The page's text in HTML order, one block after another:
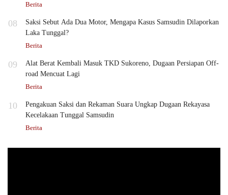
Berita
08
Saksi Sebut Ada Dua Motor, Mengapa Kasus Samsudin Dilaporkan
Laka Tunggal?
Berita
09
Alat Berat Kembali Masuk TKD Sukoreno, Dugaan Persiapan Off-
road Mencuat Lagi
Berita
10
Pengakuan Saksi dan Rekaman Suara Ungkap Dugaan Rekayasa
Kecelakaan Tunggal Samsudin
Berita